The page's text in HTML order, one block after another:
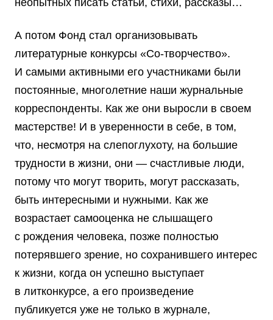
неопытных писать статьи, стихи, рассказы…
А потом Фонд стал организовывать
литературные конкурсы «Со-творчество».
И самыми активными его участниками были
постоянные, многолетние наши журнальные
корреспонденты. Как же они выросли в своем
мастерстве! И в уверенности в себе, в том,
что, несмотря на слепоглухоту, на большие
трудности в жизни, они — счастливые люди,
потому что могут творить, могут рассказать,
быть интересными и нужными. Как же
возрастает самооценка не слышащего
с рождения человека, позже полностью
потерявшего зрение, но сохранившего интерес
к жизни, когда он успешно выступает
в литконкурсе, а его произведение
публикуется уже не только в журнале,